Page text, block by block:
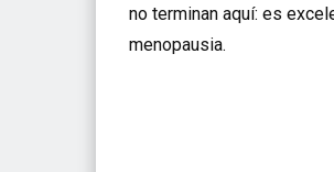
no terminan aquí: es
menopausia.